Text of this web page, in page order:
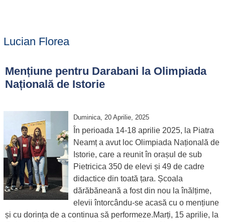
Lucian Florea
Mențiune pentru Darabani la Olimpiada
Națională de Istorie
Duminica, 20 Aprilie, 2025
În perioada 14-18 aprilie 2025, la Piatra
Neamț a avut loc Olimpiada Națională de
Istorie, care a reunit în orașul de sub
Pietricica 350 de elevi și 49 de cadre
didactice din toată țara. Școala
dărăbăneană a fost din nou la înălțime,
elevii întorcându-se acasă cu o mențiune
și cu dorința de a continua să performeze.Marți, 15 aprilie, la